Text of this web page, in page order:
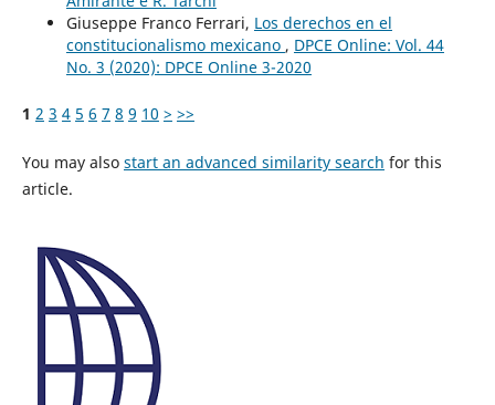
Giuseppe Franco Ferrari, Los derechos en el
constitucionalismo mexicano , DPCE Online: Vol. 44
No. 3 (2020): DPCE Online 3-2020
1 2 3 4 5 6 7 8 9 10 > >>
You may also start an advanced similarity search for this
article.